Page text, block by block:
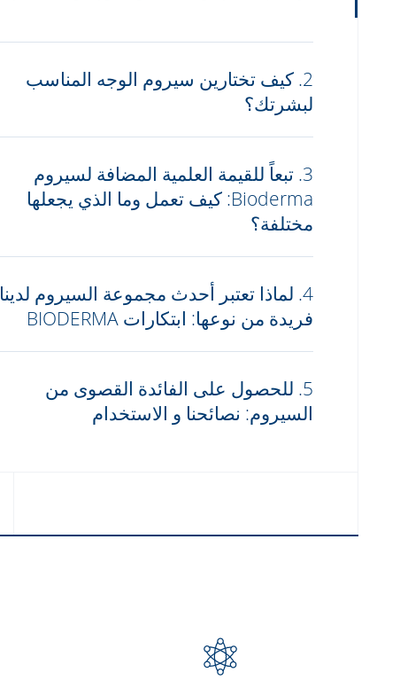
2. كيف تختارين سيروم الوجه المناسب
لبشرتك؟
3. تبعاً للقيمة العلمية المضافة لسيروم
Bioderma: كيف تعمل وما الذي يجعلها
مختلفة؟
4. لماذا تعتبر أحدث مجموعة السيروم لدينا
فريدة من نوعها: ابتكارات BIODERMA
5. للحصول على الفائدة القصوى من
السيروم: نصائحنا و الاستخدام